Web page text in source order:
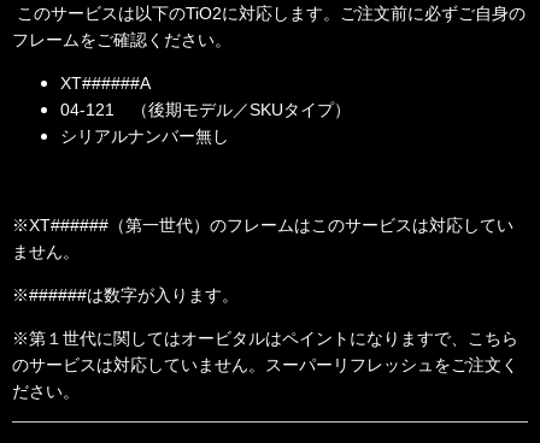
このサービスは以下のTiO2に対応します。ご注文前に必ずご自身の
フレームをご確認ください。
XT######A
04-121 （後期モデル／SKUタイプ）
シリアルナンバー無し
※XT######（第一世代）のフレームはこのサービスは対応してい
ません。
※######は数字が入ります。
※第１世代に関してはオービタルはペイントになりますで、こちら
のサービスは対応していません。スーパーリフレッシュをご注文く
ださい。